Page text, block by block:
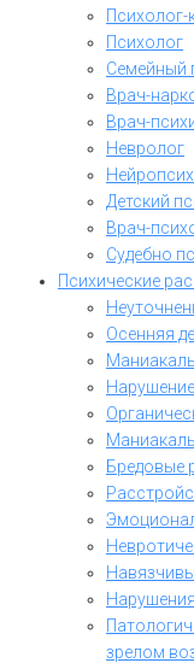
Психолог-
Психолог
Семейный
Врач-
Врач-
Невролог
Детский
Врач-
Судебно
Психические
Осенняя
Бредовые
зрелом